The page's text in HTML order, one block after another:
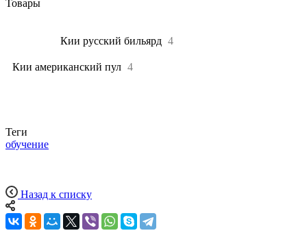
Товары
Кии русский бильярд 4
Кии американский пул 4
Теги
обучение
Назад к списку